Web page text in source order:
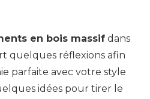
en bois massif dans
quelques réflexions afin
parfaite avec votre style
idées pour tirer le